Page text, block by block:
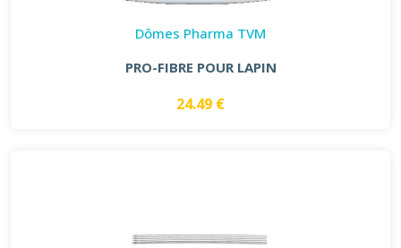
Dômes Pharma TVM
PRO-FIBRE POUR LAPIN
24.49 €